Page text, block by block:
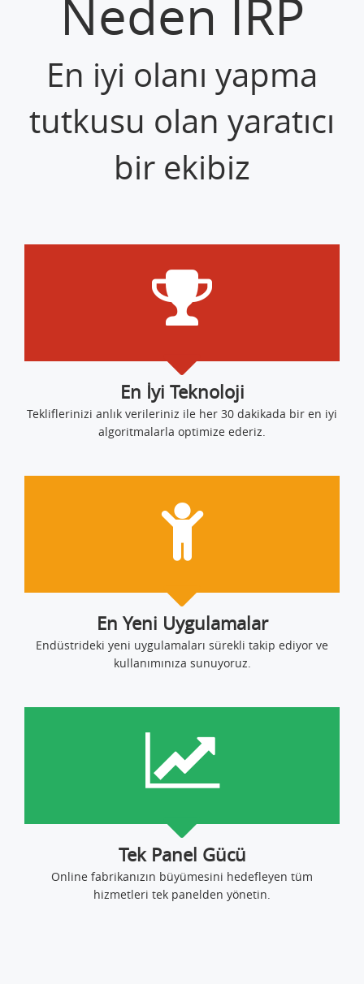
Neden İRP
En iyi olanı yapma
tutkusu olan yaratıcı
bir ekibiz
En İyi Teknoloji
Tekliflerinizi anlık verileriniz ile her 30 dakikada bir en iyi
algoritmalarla optimize ederiz.
En Yeni Uygulamalar
Endüstrideki yeni uygulamaları sürekli takip ediyor ve
kullanımınıza sunuyoruz.
Tek Panel Gücü
Online fabrikanızın büyümesini hedefleyen tüm
hizmetleri tek panelden yönetin.